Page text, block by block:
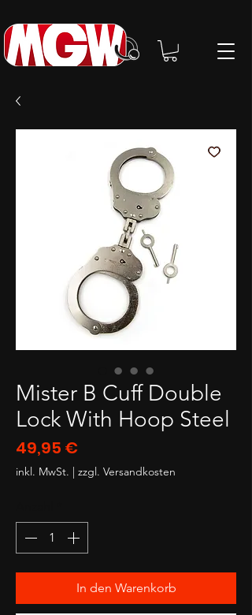
Mister B Cuff Double
Lock With Hoop Steel
49,95 €
inkl. MwSt. | zzgl. Versandkosten
In den Warenkorb